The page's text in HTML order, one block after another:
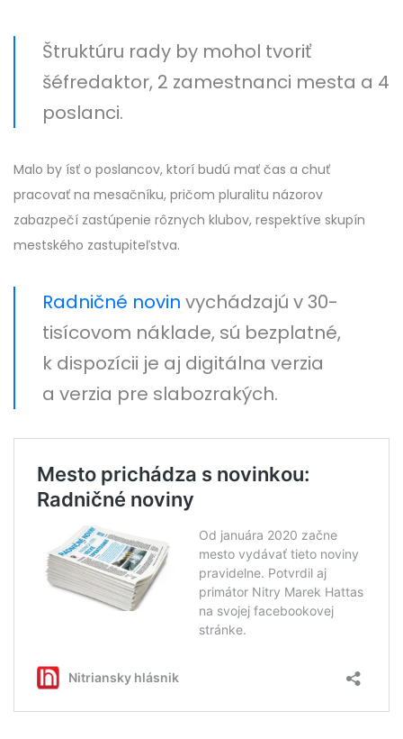
Štruktúru rady by mohol tvoriť
šéfredaktor, 2 zamestnanci mesta a 4
poslanci.
Malo by ísť o poslancov, ktorí budú mať čas a chuť
pracovať na mesačníku, pričom pluralitu názorov
zabazpečí zastúpenie rôznych klubov, respektíve skupín
mestského zastupiteľstva.
Radničné novin vychádzajú v 30-
tisícovom náklade, sú bezplatné,
k dispozícii je aj digitálna verzia
a verzia pre slabozrakých.